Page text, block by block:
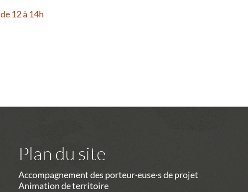
12 à 14h
Plan du site
Accompagnement des porteur·euse·s de projet
Animation de territoire